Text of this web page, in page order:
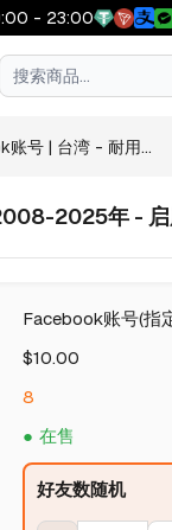
- 23:00
账号 | 台湾 - 耐用...
2025年 -
Facebook账号(指
$10.00
8
在售
好友数随机